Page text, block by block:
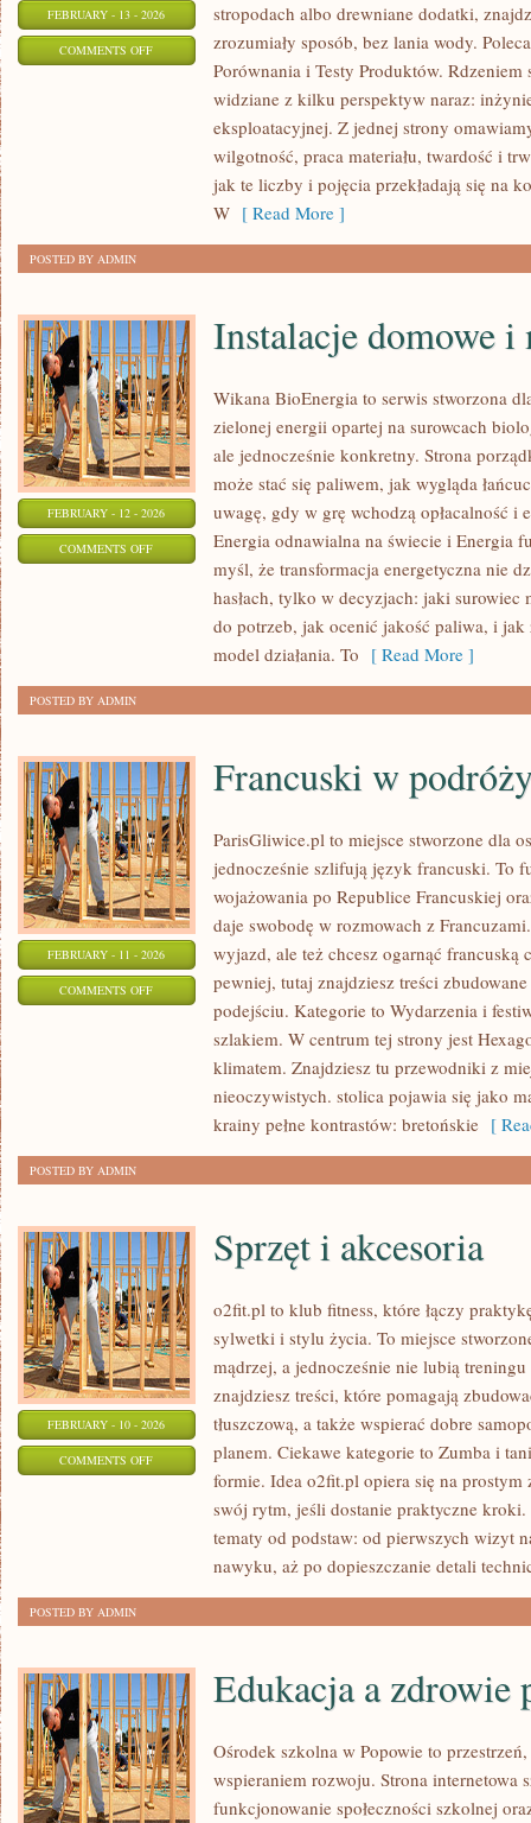
FEBRUARY - 13 - 2026
COMMENTS OFFON
PROBLEMY
DREWNEM
stropodach albo drewniane dodatki,
zrozumiały sposób, bez lania wody.
Porównania i Testy Produktów. Rdzeniem
widziane z kilku perspektyw naraz:
eksploatacyjnej. Z jednej strony
wilgotność, praca materiału, twardość i
jak te liczby i pojęcia przekładają się na
W [ Read More ]
POSTED BY ADMIN
FEBRUARY - 12 - 2026
COMMENTS OFFON
INSTALACJE
MAŁOSKALOWE
Instalacje domowe i
Wikana BioEnergia to serwis stworzona
zielonej energii opartej na surowcach
ale jednocześnie konkretny. Strona
może stać się paliwem, jak wygląda
uwagę, gdy w grę wchodzą opłacalność i
Energia odnawialna na świecie i Energia
myśl, że transformacja energetyczna nie
hasłach, tylko w decyzjach: jaki surowiec
do potrzeb, jak ocenić jakość paliwa, i jak
model działania. To [ Read More ]
POSTED BY ADMIN
FEBRUARY - 11 - 2026
COMMENTS OFFON
FRANCUSKI
Francuski w
ParisGliwice.pl to miejsce stworzone dla
jednocześnie szlifują język francuski. To
wojażowania po Republice Francuskiej
daje swobodę w rozmowach z
wyjazd, ale też chcesz ogarnąć
pewniej, tutaj znajdziesz treści
podejściu. Kategorie to Wydarzenia i
szlakiem. W centrum tej strony jest
klimatem. Znajdziesz tu przewodniki z
nieoczywistych. stolica pojawia się jako
krainy pełne kontrastów: bretońskie [
POSTED BY ADMIN
FEBRUARY - 10 - 2026
COMMENTS OFFON
AKCESORIA
Sprzęt i akcesoria
o2fit.pl to klub fitness, które łączy
sylwetki i stylu życia. To miejsce
mądrzej, a jednocześnie nie lubią
znajdziesz treści, które pomagają
tłuszczową, a także wspierać dobre
planem. Ciekawe kategorie to Zumba i
formie. Idea o2fit.pl opiera się na prostym
swój rytm, jeśli dostanie praktyczne
tematy od podstaw: od pierwszych wizyt
nawyku, aż po dopieszczanie detali
POSTED BY ADMIN
Edukacja a zdrowie
Ośrodek szkolna w Popowie to
wspieraniem rozwoju. Strona internetowa
funkcjonowanie społeczności szkolnej